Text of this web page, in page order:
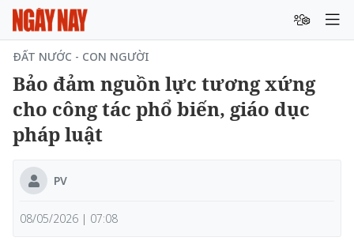
ĐẤT NƯỚC - CON NGƯỜI
Bảo đảm nguồn lực tương xứng
cho công tác phổ biến, giáo dục
pháp luật
PV
08/05/2026 | 07:08